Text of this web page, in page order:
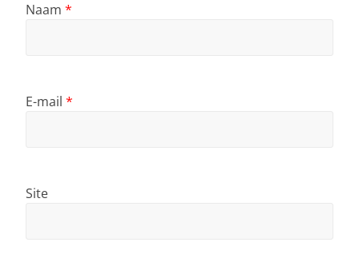
Naam *
E-mail *
Site